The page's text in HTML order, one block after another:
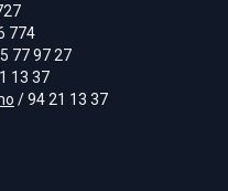
774
77 97 27
13 37
/ 94 21 13 37